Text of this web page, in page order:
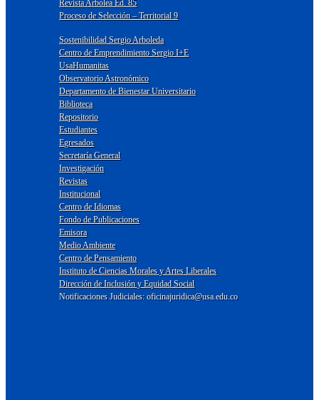
Revista Arbolea Ed. 85
Proceso de Selección – Territorial 9
Sostenibilidad Sergio Arboleda
Centro de Emprendimiento Sergio I+E
UsaHumanitas
Observatorio Astronómico
Departamento de Bienestar Universitario
Biblioteca
Repositorio
Estudiantes
Egresados
Secretaría General
Investigación
Revistas
Institucional
Centro de Idiomas
Fondo de Publicaciones
Emisora
Medio Ambiente
Centro de Pensamiento
Instituto de Ciencias Morales y Artes Liberales
Dirección de Inclusión y Equidad Social
Notificaciones Judiciales: oficinajuridica@usa.edu.co